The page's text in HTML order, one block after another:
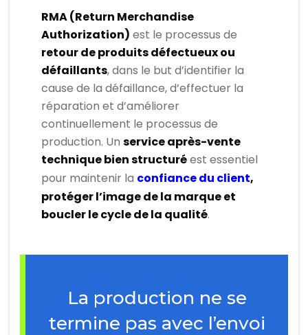
RMA (Return Merchandise
Authorization) est le processus de
retour de produits défectueux ou
défaillants, dans le but d’identifier la
cause de la défaillance, d’effectuer la
réparation et d’améliorer
continuellement le processus de
production. Unservice après-vente
technique bien structuréest essentiel
pour maintenir la confiance du client,
protéger l’image de la marque et
boucler le cycle de la qualité.
La production ne se
termine pas avec l’envoi